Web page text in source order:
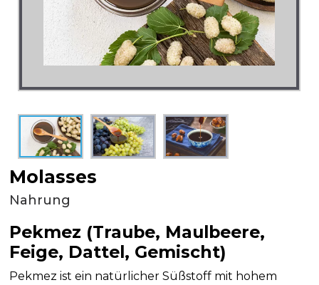
Molasses
Nahrung
Pekmez (Traube, Maulbeere,
Feige, Dattel, Gemischt)
Pekmez ist ein natürlicher Süßstoff mit hohem